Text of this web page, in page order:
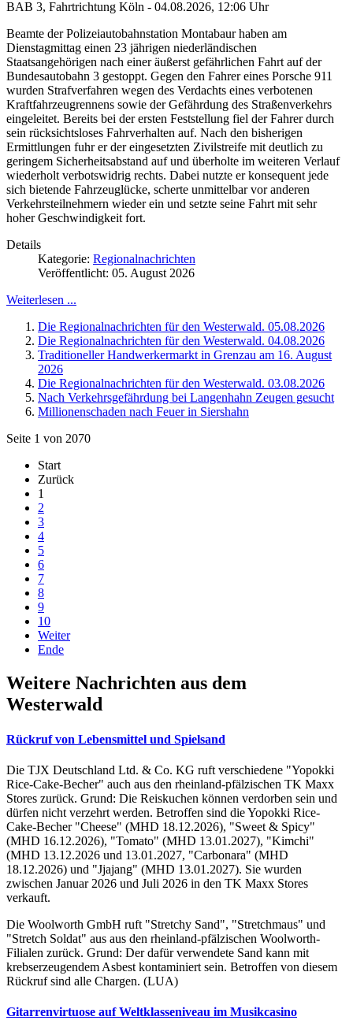
BAB 3, Fahrtrichtung Köln - 04.08.2026, 12:06 Uhr
Beamte der Polizeiautobahnstation Montabaur haben am
Dienstagmittag einen 23 jährigen niederländischen
Staatsangehörigen nach einer äußerst gefährlichen Fahrt auf der
Bundesautobahn 3 gestoppt. Gegen den Fahrer eines Porsche 911
wurden Strafverfahren wegen des Verdachts eines verbotenen
Kraftfahrzeugrennens sowie der Gefährdung des Straßenverkehrs
eingeleitet. Bereits bei der ersten Feststellung fiel der Fahrer durch
sein rücksichtsloses Fahrverhalten auf. Nach den bisherigen
Ermittlungen fuhr er der eingesetzten Zivilstreife mit deutlich zu
geringem Sicherheitsabstand auf und überholte im weiteren Verlauf
wiederholt verbotswidrig rechts. Dabei nutzte er konsequent jede
sich bietende Fahrzeuglücke, scherte unmittelbar vor anderen
Verkehrsteilnehmern wieder ein und setzte seine Fahrt mit sehr
hoher Geschwindigkeit fort.
Details
Kategorie: Regionalnachrichten
Veröffentlicht: 05. August 2026
Weiterlesen ...
Die Regionalnachrichten für den Westerwald. 05.08.2026
Die Regionalnachrichten für den Westerwald. 04.08.2026
Traditioneller Handwerkermarkt in Grenzau am 16. August
2026
Die Regionalnachrichten für den Westerwald. 03.08.2026
Nach Verkehrsgefährdung bei Langenhahn Zeugen gesucht
Millionenschaden nach Feuer in Siershahn
Seite 1 von 2070
Start
Zurück
1
2
3
4
5
6
7
8
9
10
Weiter
Ende
Weitere Nachrichten aus dem
Westerwald
Rückruf von Lebensmittel und Spielsand
Die TJX Deutschland Ltd. & Co. KG ruft verschiedene "Yopokki
Rice-Cake-Becher" auch aus den rheinland-pfälzischen TK Maxx
Stores zurück. Grund: Die Reiskuchen können verdorben sein und
dürfen nicht verzehrt werden. Betroffen sind die Yopokki Rice-
Cake-Becher "Cheese" (MHD 18.12.2026), "Sweet & Spicy"
(MHD 16.12.2026), "Tomato" (MHD 13.01.2027), "Kimchi"
(MHD 13.12.2026 und 13.01.2027, "Carbonara" (MHD
18.12.2026) und "Jjajang" (MHD 13.01.2027). Sie wurden
zwischen Januar 2026 und Juli 2026 in den TK Maxx Stores
verkauft.
Die Woolworth GmbH ruft "Stretchy Sand", "Stretchmaus" und
"Stretch Soldat" aus aus den rheinland-pfälzischen Woolworth-
Filialen zurück. Grund: Der dafür verwendete Sand kann mit
krebserzeugendem Asbest kontaminiert sein. Betroffen von diesem
Rückruf sind alle Chargen. (LUA)
Gitarrenvirtuose auf Weltklasseniveau im Musikcasino